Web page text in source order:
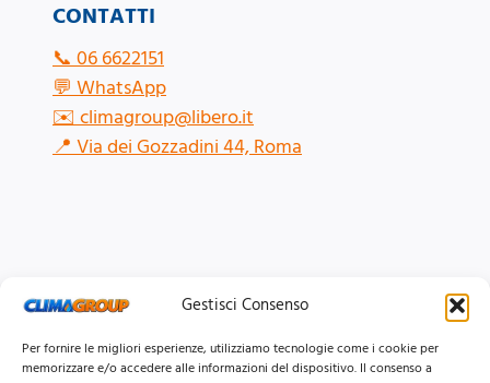
Gestisci Consenso
Per fornire le migliori esperienze, utilizziamo tecnologie come i cookie per
memorizzare e/o accedere alle informazioni del dispositivo. Il consenso a
CONTATTI
📞06 6622151
💬WhatsApp
✉️climagroup@libero.it
📍Via dei Gozzadini 44, Roma